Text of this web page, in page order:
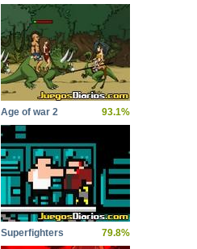
Age of war 2 93.1%
Superfighters 79.8%